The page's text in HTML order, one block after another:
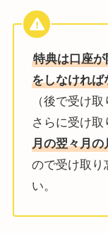
特典は口座
をしなければ
（後で受け
さらに受け取
月の翌々月の
ので受け取り
い。